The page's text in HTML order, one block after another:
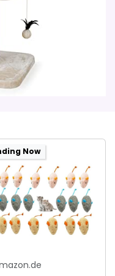
Now